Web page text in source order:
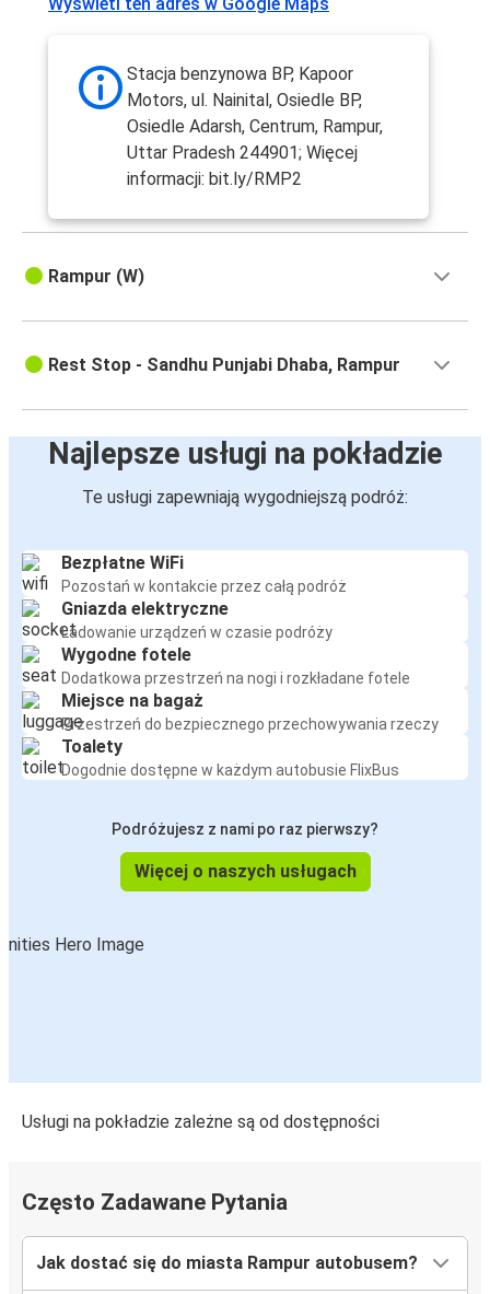
Stacja benzynowa BP, Kapoor
Motors, ul. Nainital, Osiedle BP,
Osiedle Adarsh, Centrum, Rampur,
Uttar Pradesh 244901; Więcej
informacji: bit.ly/RMP2
Rampur (W)
Rest Stop - Sandhu Punjabi Dhaba, Rampur
Najlepsze usługi na pokładzie
Te usługi zapewniają wygodniejszą podróż:
Bezpłatne WiFi
Pozostań w kontakcie przez całą podróż
Gniazda elektryczne
Ładowanie urządzeń w czasie podróży
Wygodne fotele
Dodatkowa przestrzeń na nogi i rozkładane fotele
Miejsce na bagaż
Przestrzeń do bezpiecznego przechowywania rzeczy
Toalety
Dogodnie dostępne w każdym autobusie FlixBus
Podróżujesz z nami po raz pierwszy?
Więcej o naszych usługach
Usługi na pokładzie zależne są od dostępności
Często Zadawane Pytania
Jak dostać się do miasta Rampur autobusem?